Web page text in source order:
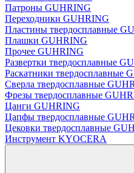
Патроны GUHRING
Переходники GUHRING
Пластины твердосплавные
Плашки GUHRING
Прочее GUHRING
Развертки твердосплавные
Раскатники твердосплавные
Сверла твердосплавные
Фрезы твердосплавные
Цанги GUHRING
Цапфы твердосплавные
Цековки твердосплавные
Инструмент KYOCERA